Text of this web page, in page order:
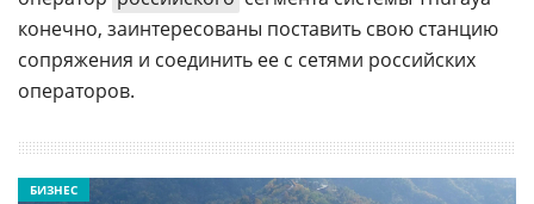
конечно, заинтересованы поставить свою станцию
сопряжения и соединить ее с сетями российских
операторов.
БИЗНЕС